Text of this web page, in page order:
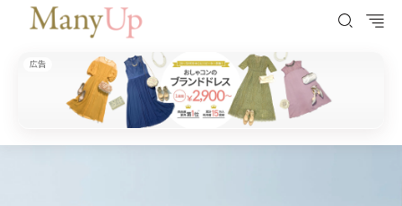
広告
ManyUp（メニーアップ）
トレンド・ニュース 《夏本番・夏バテ対策にも》“還元型”がカギ！20代をピ